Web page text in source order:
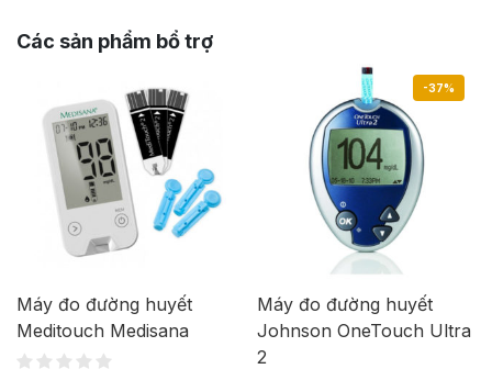
Các sản phẩm bổ trợ
Máy đo đường huyết
Meditouch Medisana
-37%
Máy đo đường huyết
Johnson OneTouch Ultra
2